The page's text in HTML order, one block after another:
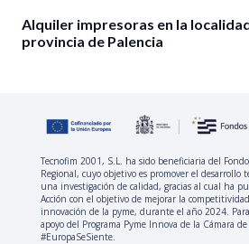
Alquiler impresoras en la
provincia de Palencia
Tecnofim 2001, S.L. ha sido beneficiaria del
Regional, cuyo objetivo es promover el desarrollo
una investigación de calidad, gracias al cual ha
Acción con el objetivo de mejorar la
innovación de la pyme, durante el año 2024.
apoyo del Programa Pyme Innova de la Cámara
#EuropaSeSiente.